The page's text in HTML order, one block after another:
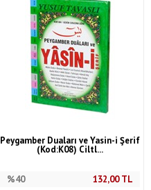
Peygamber Duaları ve Yasin-i Şerif
(Kod:K08) Ciltl...
%40 132,00TL